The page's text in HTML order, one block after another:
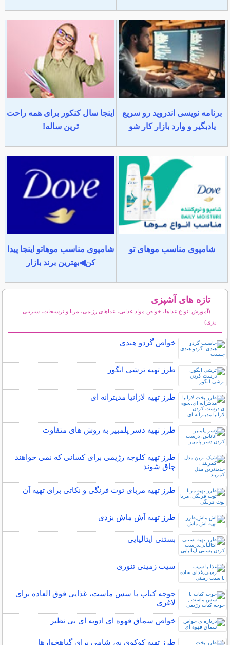
برنامه نویسی اندروید رو سریع
یادبگیر و وارد بازار کار شو
اینجا سال کنکور برای همه راحت
ترین ساله!
شامپوی مناسب موهای تو
شامپوی مناسب موهاتو اینجا پیدا
کن◀بهترین برند بازار
تازه های آشپزی
(آموزش انواع غذاها، خواص مواد غذایی، غذاهای رژیمی، مربا و ترشیجات، شیرینی
پزی)
خواص گردو هندی
طرز تهیه ترشی انگور
طرز تهیه لازانیا مدیترانه ای
طرز تهیه دسر پلمبیر به روش های متفاوت
طرز تهیه کلوچه رژیمی برای کسانی که نمی خواهند
چاق شوند
طرز تهیه مربای توت فرنگی و نکاتی برای تهیه آن
طرز تهیه آش ماش یزدی
بستنی ایتالیایی
سیب زمینی تنوری
جوجه کباب با سس ماست، غذایی فوق العاده برای
لاغری
خواص سماق قهوه ای ادویه ای بی نظیر
طرز تهیه کوکوی به، شامی برای گیاهخوارها